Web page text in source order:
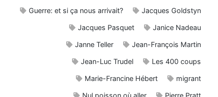
Guerre: et si ça nous arrivait? Jacques Goldstyn
Jacques Pasquet Janice Nadeau
Janne Teller Jean-François Martin
Jean-Luc Trudel Les 400 coups
Marie-Francine Hébert migrant